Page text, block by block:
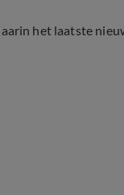
het laatste